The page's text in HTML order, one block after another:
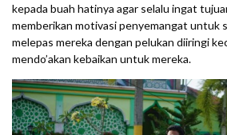
kepada buah hatinya agar selalu ingat
memberikan motivasi penyemangat untuk
melepas mereka dengan pelukan diiringi
mendo’akan kebaikan untuk mereka.